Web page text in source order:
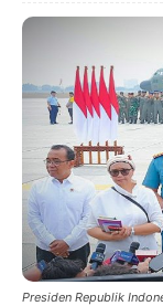
Presiden Republik